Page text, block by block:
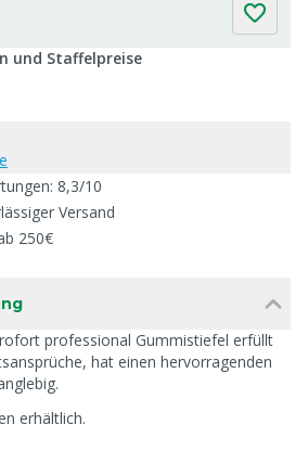
und Staffelpreise
8,3/10
Versand
250€
professional Gummistiefel erfüllt
hat einen hervorragenden
erhältlich.